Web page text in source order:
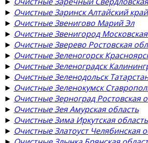
► Очистные Заринск Алтайский край
► Очистные Звенигово Марий Эл
► Очистные Звенигород
► Очистные Зверево Ростовская
► Очистные Зеленогорск
► Очистные Зеленоградск
► Очистные Зеленодольск
► Очистные Зеленокумск
► Очистные Зерноград Ростовская
► Очистные Зея Амурская область
► Очистные Зима Иркутская область
► Очистные Златоуст Челябинская